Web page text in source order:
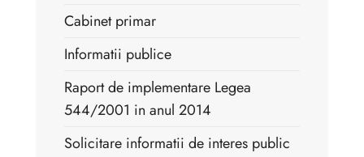
Cabinet primar
Informatii publice
Raport de implementare Legea
544/2001 in anul 2014
Solicitare informatii de interes public